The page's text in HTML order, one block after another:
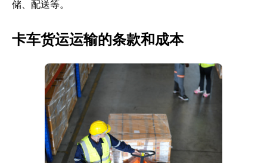
储、配送等。
卡车货运运输的条款和成本